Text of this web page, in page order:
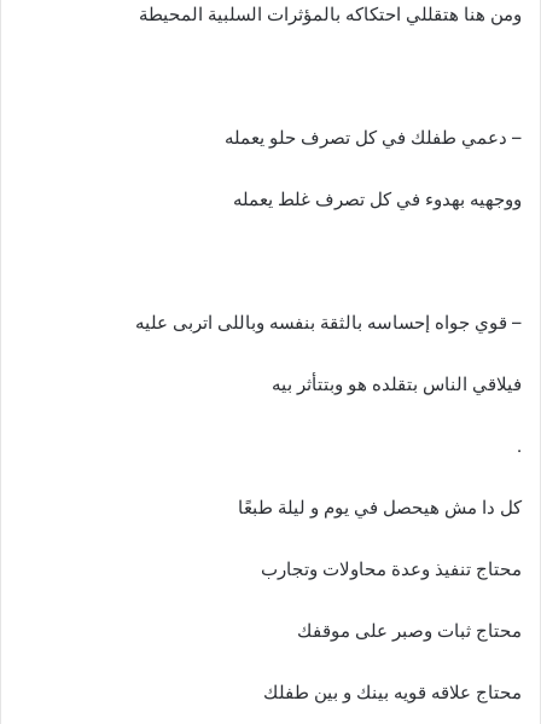
ومن هنا هتقللي احتكاكه بالمؤثرات السلبية المحيطة
– دعمي طفلك في كل تصرف حلو يعمله
ووجهيه بهدوء في كل تصرف غلط يعمله
– قوي جواه إحساسه بالثقة بنفسه وباللى اتربى عليه
فيلاقي الناس بتقلده هو وبتتأثر بيه
.
كل دا مش هيحصل في يوم و ليلة طبعًا
محتاج تنفيذ وعدة محاولات وتجارب
محتاج ثبات وصبر على موقفك
محتاج علاقه قويه بينك و بين طفلك